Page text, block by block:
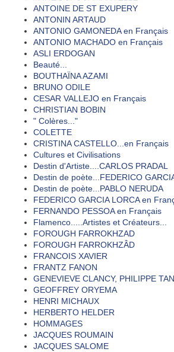
ANTOINE DE ST EXUPERY
ANTONIN ARTAUD
ANTONIO GAMONEDA en Français
ANTONIO MACHADO en Français
ASLI ERDOGAN
Beauté...
BOUTHAÏNA AZAMI
BRUNO ODILE
CESAR VALLEJO en Français
CHRISTIAN BOBIN
" Colères..."
COLETTE
CRISTINA CASTELLO...en Français
Cultures et Civilisations
Destin d'Artiste....CARLOS PRADAL
Destin de poète...FEDERICO
Destin de poète...PABLO NERUDA
FEDERICO GARCIA LORCA en
FERNANDO PESSOA en Français
Flamenco.....Artistes et Créateurs...
FOROUGH FARROKHZAD
FOROUGH FARROKHZÂD
FRANCOIS XAVIER
FRANTZ FANON
GENEVIEVE CLANCY, PHILIPPE
GEOFFREY ORYEMA
HENRI MICHAUX
HERBERTO HELDER
HOMMAGES
JACQUES ROUMAIN
JACQUES SALOME